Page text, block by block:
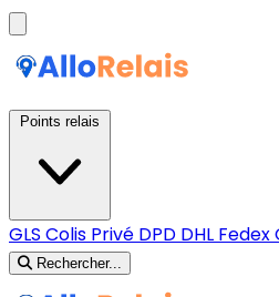
GLS Colis Privé DPD DHL Fedex
Rechercher...